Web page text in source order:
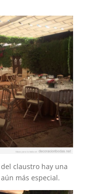
claustro hay una
más especial.